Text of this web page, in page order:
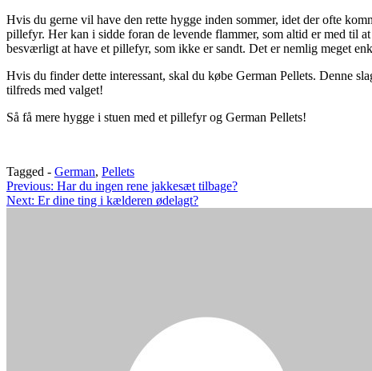
Hvis du gerne vil have den rette hygge inden sommer, idet der ofte
pillefyr. Her kan i sidde foran de levende flammer, som altid er med til
besværligt at have et pillefyr, som ikke er sandt. Det er nemlig meget
Hvis du finder dette interessant, skal du købe German Pellets. Denne
tilfreds med valget!
Så få mere hygge i stuen med et pillefyr og German Pellets!
Tagged - German, Pellets
Indlægsnavigation
Previous: Har du ingen rene jakkesæt tilbage?
Next: Er dine ting i kælderen ødelagt?